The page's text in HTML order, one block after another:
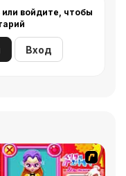
войдите, чтобы
Вход